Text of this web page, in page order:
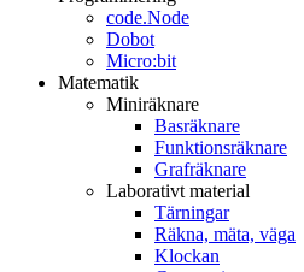
code.Node
Dobot
Micro:bit
Matematik
Miniräknare
Basräknare
Funktionsräknare
Grafräknare
Laborativt material
Tärningar
Räkna, mäta, väga
Klockan